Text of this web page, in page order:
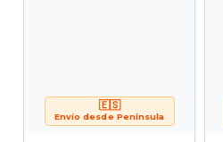
🇪🇸
Envío desde Península